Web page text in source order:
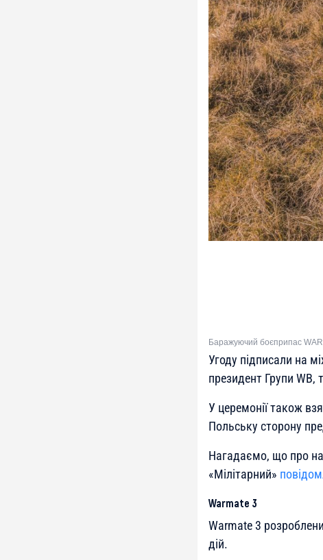
Баражуючий боєприпас
Угоду підписали на
президент Групи
У церемонії також
Польську сторону
Нагадаємо, що про
«Мілітарний»
Warmate 3
Warmate 3
дій.